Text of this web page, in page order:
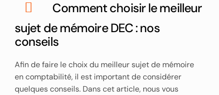
Comment choisir le meilleur
sujet de mémoire DEC : nos
conseils
Afin de faire le choix du meilleur sujet de mémoire
en comptabilité, il est important de considérer
quelques conseils. Dans cet article, nous vous